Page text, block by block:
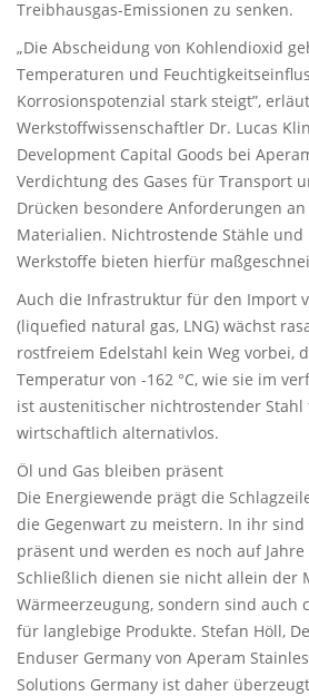
Treibhausgas-Emissionen zu senken.
„Die Abscheidung von Kohlendioxid
Temperaturen und
Korrosionspotenzial stark steigt”,
Werkstoffwissenschaftler Dr. Lucas
Development Capital Goods bei
Verdichtung des Gases für Transport
Drücken besondere Anforderungen
Materialien. Nichtrostende Stähle und
Werkstoffe bieten hierfür
Auch die Infrastruktur für den Import
(liquefied natural gas, LNG) wächst
rostfreiem Edelstahl kein Weg vorbei,
Temperatur von -162 °C, wie sie im
ist austenitischer nichtrostender Stahl
wirtschaftlich alternativlos.
Öl und Gas bleiben präsent
Die Energiewende prägt die
die Gegenwart zu meistern. In ihr
präsent und werden es noch auf
Schließlich dienen sie nicht allein der
Wärmeerzeugung, sondern sind auch
für langlebige Produkte. Stefan Höll,
Enduser Germany von Aperam
Solutions Germany ist daher